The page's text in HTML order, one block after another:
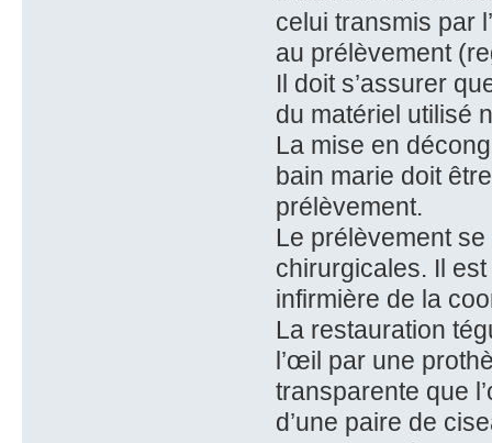
celui transmis par
au prélèvement
Il doit s’assurer
du matériel utilisé
La mise en
bain marie doit
prélèvement.
Le prélèvement
chirurgicales. Il
infirmière de la
La restauration
l’œil par une
transparente que
d’une paire de